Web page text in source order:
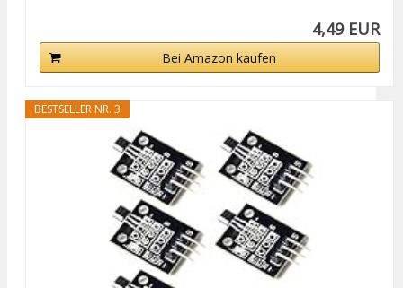
4,49 EUR
Bei Amazon kaufen
BESTSELLER NR. 3